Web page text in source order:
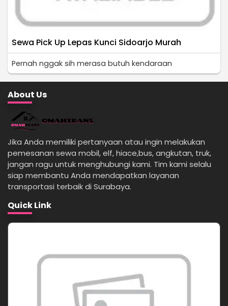
Sewa Pick Up Lepas Kunci Sidoarjo Murah
Pernah nggak sih merasa butuh kendaraan
About Us
Jika Anda memiliki pertanyaan atau ingin melakukan
pemesanan sewa mobil, elf, hiace,bus, angkutan, truk,
jangan ragu untuk menghubungi kami. Tim kami selalu
siap membantu Anda mendapatkan layanan
transportasi terbaik di Surabaya.
Quick Link